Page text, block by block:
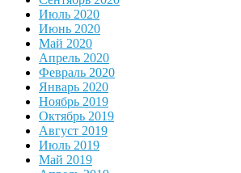
Июль 2020
Июнь 2020
Май 2020
Апрель 2020
Февраль 2020
Январь 2020
Ноябрь 2019
Октябрь 2019
Август 2019
Июль 2019
Май 2019